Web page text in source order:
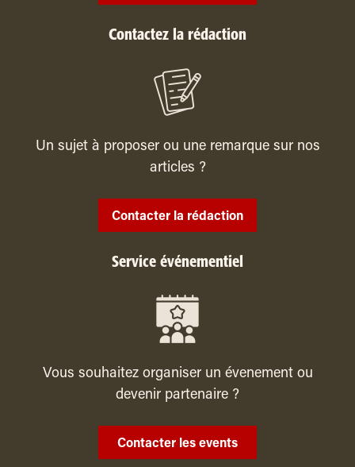
Contactez la rédaction
Un sujet à proposer ou une remarque sur nos
articles ?
Contacter la rédaction
Service événementiel
Vous souhaitez organiser un évenement ou
devenir partenaire ?
Contacter les events